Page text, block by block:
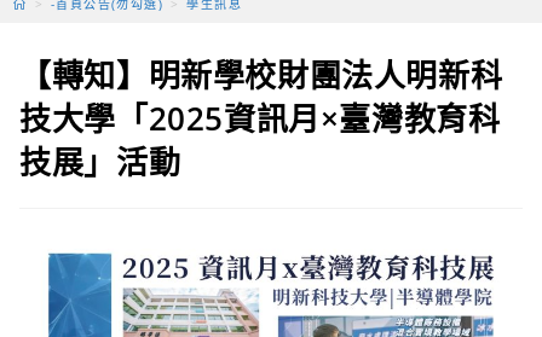
> -首頁公告(勿勾選) > 學生訊息
【轉知】明新學校財團法人明新科
技大學「2025資訊月×臺灣教育科
技展」活動